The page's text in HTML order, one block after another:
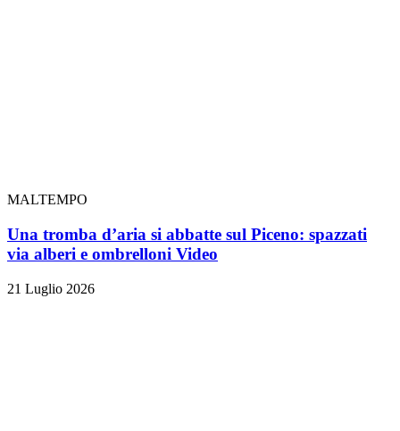
MALTEMPO
Una tromba d’aria si abbatte sul Piceno: spazzati
via alberi e ombrelloni Video
21 Luglio 2026